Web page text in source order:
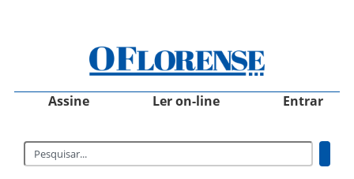
Assine Ler on-line Entrar